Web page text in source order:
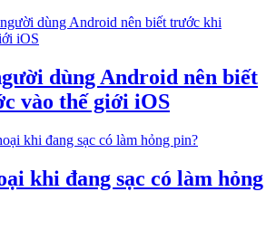
dùng Android nên biết
vào thế giới iOS
khi đang sạc có làm hỏng